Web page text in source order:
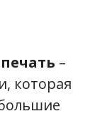
–
которая